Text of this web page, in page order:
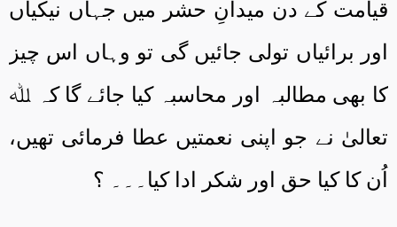
قیامت کے دن میدانِ حشر میں جہاں نیکیاں
اور برائیاں تولی جائیں گی تو وہاں اس چیز
کا بھی مطالبہ اور محاسبہ کیا جائے گا کہ ﷲ
تعالیٰ نے جو اپنی نعمتیں عطا فرمائی تھیں،
اُن کا کیا حق اور شکر ادا کیا۔۔۔ ؟